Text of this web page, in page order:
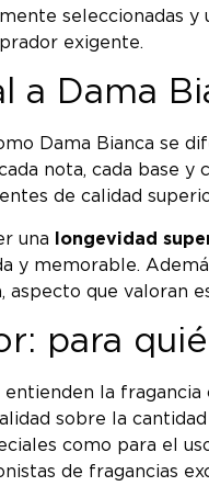
seleccionadas
exigente.
a Dama
Dama Bianca se
nota, cada base
de calidad
una longevidad
y memorable.
aspecto que valoran
para
entienden la
sobre la
como para el
de fragancias